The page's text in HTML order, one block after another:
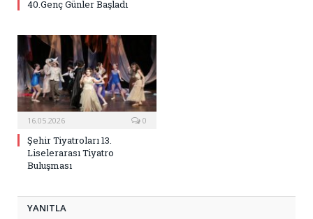
40.Genç Günler Başladı
16.05.2026 0
Şehir Tiyatroları 13.
Liselerarası Tiyatro
Buluşması
YANITLA